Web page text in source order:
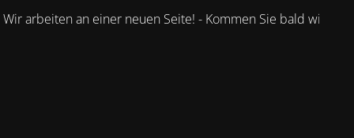
Wir arbeiten an einer neuen Seite! - Kommen Sie bald wieder.